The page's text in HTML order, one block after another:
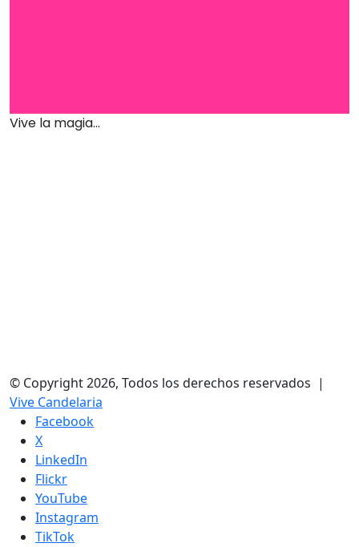
Vive la magia...
© Copyright 2026, Todos los derechos reservados |
Vive Candelaria
Facebook
X
LinkedIn
Flickr
YouTube
Instagram
TikTok